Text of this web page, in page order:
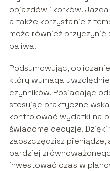
objazdów i korków.
a także korzystanie z
może również przyczynić
paliwa.
Podsumowując,
który wymaga
czynników. Posiadając
stosując praktyczne
kontrolować wydatki na
świadome decyzje.
zaoszczędzisz
bardziej
inwestować czas w